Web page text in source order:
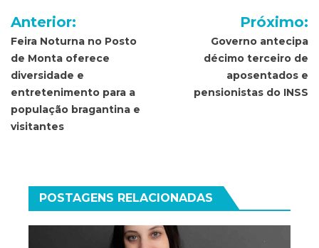
Navegação
de
Post
Anterior:
Feira Noturna no Posto
de Monta oferece
diversidade e
entretenimento para a
população bragantina e
visitantes
Próximo:
Governo antecipa
décimo terceiro de
aposentados e
pensionistas do INSS
POSTAGENS RELACIONADAS